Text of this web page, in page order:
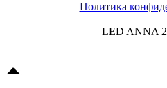
Политика
LED ANNA